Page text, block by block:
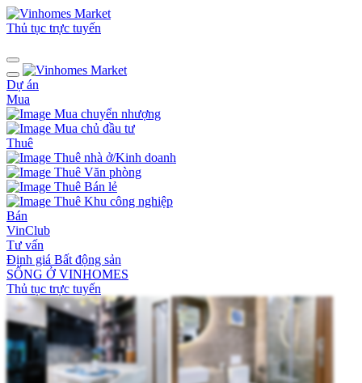
Thủ tục trực tuyến
Dự án
Mua
Mua chuyển nhượng
Mua chủ đầu tư
Thuê
Thuê nhà ở/Kinh doanh
Thuê Văn phòng
Thuê Bán lẻ
Thuê Khu công nghiệp
Bán
VinClub
Tư vấn
Định giá Bất động sản
SỐNG Ở VINHOMES
Thủ tục trực tuyến